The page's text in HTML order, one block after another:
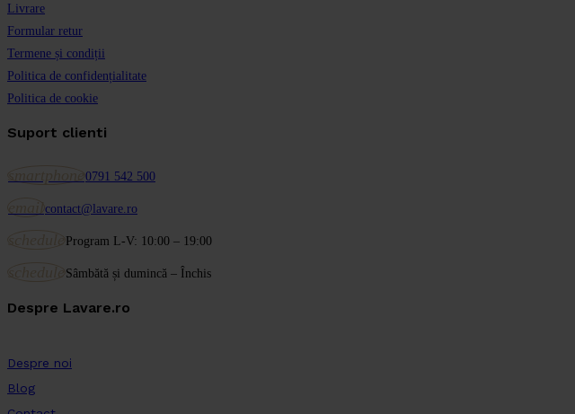
Livrare
Formular retur
Termene și condiții
Politica de confidențialitate
Politica de cookie
Suport clienti
0791 542 500
contact@lavare.ro
Program L-V: 10:00 – 19:00
Sâmbătă și dumincă – Închis
Despre Lavare.ro
Despre noi
Blog